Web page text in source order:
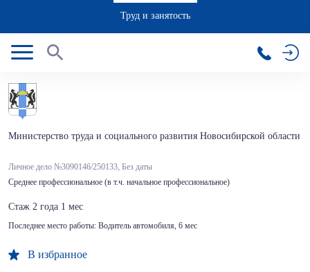
Труд и занятость
Министерство труда и социального развития Новосибирской области
Личное дело №3090146/250133, Без даты
Среднее профессиональное (в т.ч. начальное профессиональное)
Стаж 2 года 1 мес
Последнее место работы: Водитель автомобиля, 6 мес
В избранное